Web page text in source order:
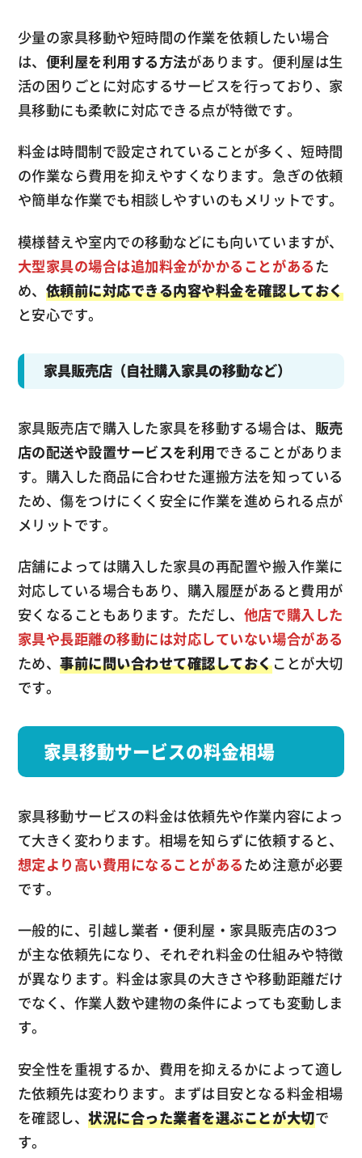
少量の家具移動や短時間の作業を依頼したい場合
は、 便利屋を利用する方法があります。便利屋は生
活の困りごとに対応するサービスを行っており、家
具移動にも柔軟に対応できる点が特徴です。
料金は時間制で設定されていることが多く、短時間
の作業なら費用を抑えやすくなります。急ぎの依頼
や簡単な作業でも相談しやすいのもメリットです。
模様替えや室内での移動などにも向いていますが、
大型家具の場合は追加料金がかかることがあるた
め、 依頼前に対応できる内容や料金を確認しておく
と安心です。
家具販売店（自社購入家具の移動など）
家具販売店で購入した家具を移動する場合は、 販売
店の配送や設置サービスを利用できることがありま
す。購入した商品に合わせた運搬方法を知っている
ため、傷をつけにくく安全に作業を進められる点が
メリットです。
店舗によっては購入した家具の再配置や搬入作業に
対応している場合もあり、購入履歴があると費用が
安くなることもあります。ただし、 他店で購入した
家具や長距離の移動には対応していない場合がある
ため、事前に問い合わせて確認しておくことが大切
です。
家具移動サービスの料金相場
家具移動サービスの料金は依頼先や作業内容によっ
て大きく変わります。相場を知らずに依頼すると、
想定より高い費用になることがあるため注意が必要
です。
一般的に、引越し業者・便利屋・家具販売店の3つ
が主な依頼先になり、それぞれ料金の仕組みや特徴
が異なります。料金は家具の大きさや移動距離だけ
でなく、作業人数や建物の条件によっても変動しま
す。
安全性を重視するか、費用を抑えるかによって適し
た依頼先は変わります。まずは目安となる料金相場
を確認し、状況に合った業者を選ぶことが大切で
す。